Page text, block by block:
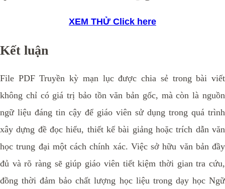
XEM THỬ Click here
Kết luận
File PDF Truyền kỳ mạn lục được chia sẻ trong bài viết
không chỉ có giá trị bảo tồn văn bản gốc, mà còn là nguồn
ngữ liệu đáng tin cậy để giáo viên sử dụng trong quá trình
xây dựng đề đọc hiểu, thiết kế bài giảng hoặc trích dẫn văn
học trung đại một cách chính xác. Việc sở hữu văn bản đầy
đủ và rõ ràng sẽ giúp giáo viên tiết kiệm thời gian tra cứu,
đồng thời đảm bảo chất lượng học liệu trong dạy học Ngữ